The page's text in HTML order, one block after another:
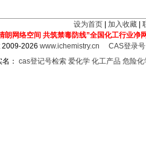
设为首页 加入收藏
朗网络空间 共筑禁毒防线”全国化工行业净
2009-2026www.ichemistry.cn
CAS登录
名： cas登记号检索 爱化学 化工产品 危险化